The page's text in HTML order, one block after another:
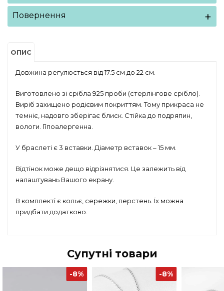
Повернення
ОПИС
Довжина регулюється від 17.5 см до 22 см.
Виготовлено зі срібла 925 проби (стерлінгове срібло).
Виріб захищено родієвим покриттям. Тому прикраса не
темніє, надовго зберігає блиск. Стійка до подряпин,
вологи. Гіпоалергенна.
У браслеті є 3 вставки. Діаметр вставок – 15 мм.
Відтінок може дещо відрізнятися. Це залежить від
налаштувань Вашого екрану.
В комплекті є кольє, сережки, перстень. Їх можна
придбати додатково.
Супутні товари
-8% -8%